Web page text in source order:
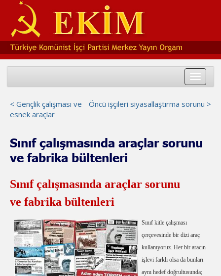
Toggle
Öncü işçileri siyasallaştırma sorunu >
< Gençlik çalışması ve
esnek araçlar
Sınıf çalışmasında araçlar sorunu
ve fabrika bültenleri
Sınıf çalışmasında araçlar sorunu
ve fabrika bültenleri
Sınıf kitle çalışması
çerçevesinde bir dizi araç
kullanıyoruz. Her bir aracın
işlevi farklı olsa da bunları
aynı hedef doğrultusunda;